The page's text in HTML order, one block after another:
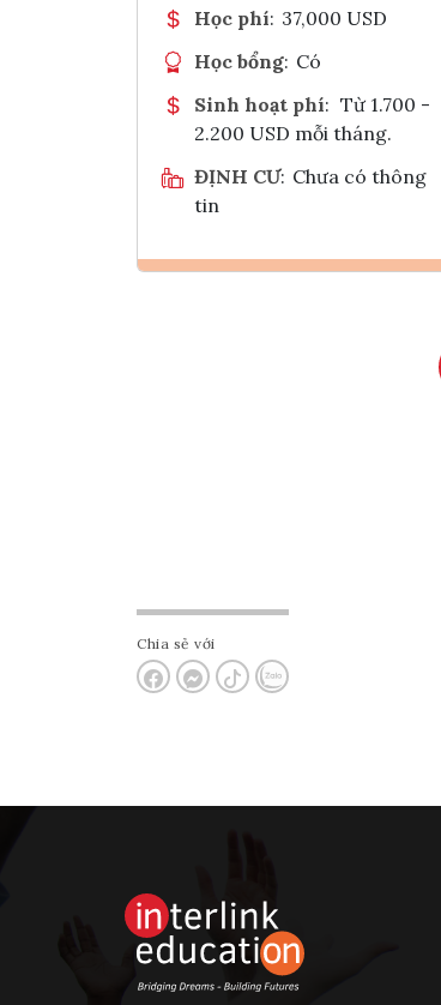
Học phí: 37,000 USD
Học bổng: Có
Sinh hoạt phí: Từ 1.700 -
2.200 USD mỗi tháng.
ĐỊNH CƯ: Chưa có thông
tin
Chia sẻ với